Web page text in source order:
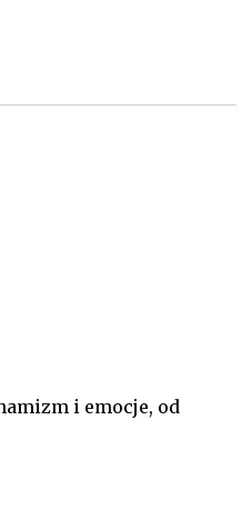
i emocje, od